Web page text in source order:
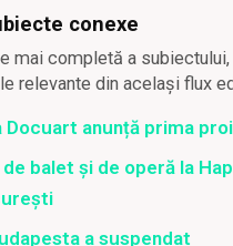
conexe
mai completă a
relevante din același flux
Docuart anunță prima
balet și de operă la
a suspendat